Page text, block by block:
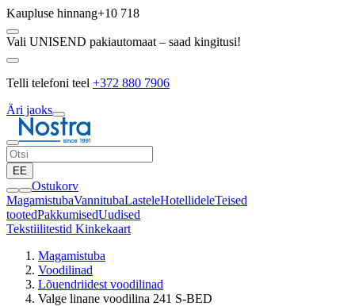
Kaupluse hinnang+10 718
Vali UNISEND pakiautomaat – saad kingitusi!
Telli telefoni teel +372 880 7906
Äri jaoks
EE
Ostukorv
MagamistubaVannitubaLasteleHotellideleTeised
tootedPakkumisedUudised
Tekstiilitestid Kinkekaart
Magamistuba
Voodilinad
Lõuendriidest voodilinad
Valge linane voodilina 241 S-BED